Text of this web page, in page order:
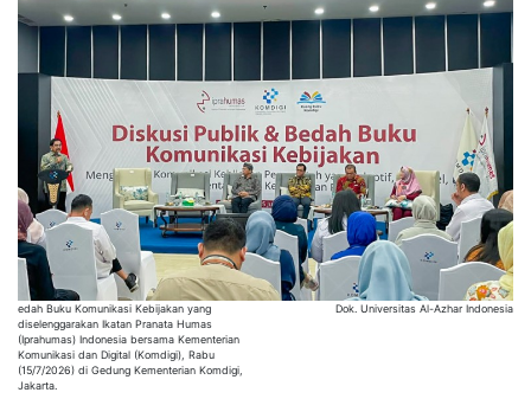
edah Buku Komunikasi Kebijakan yang
diselenggarakan Ikatan Pranata Humas
(Iprahumas) Indonesia bersama Kementerian
Komunikasi dan Digital (Komdigi), Rabu
(15/7/2026) di Gedung Kementerian Komdigi,
Jakarta.
Dok. Universitas Al-Azhar Indonesia